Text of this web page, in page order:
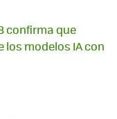
confirma que
los modelos IA con